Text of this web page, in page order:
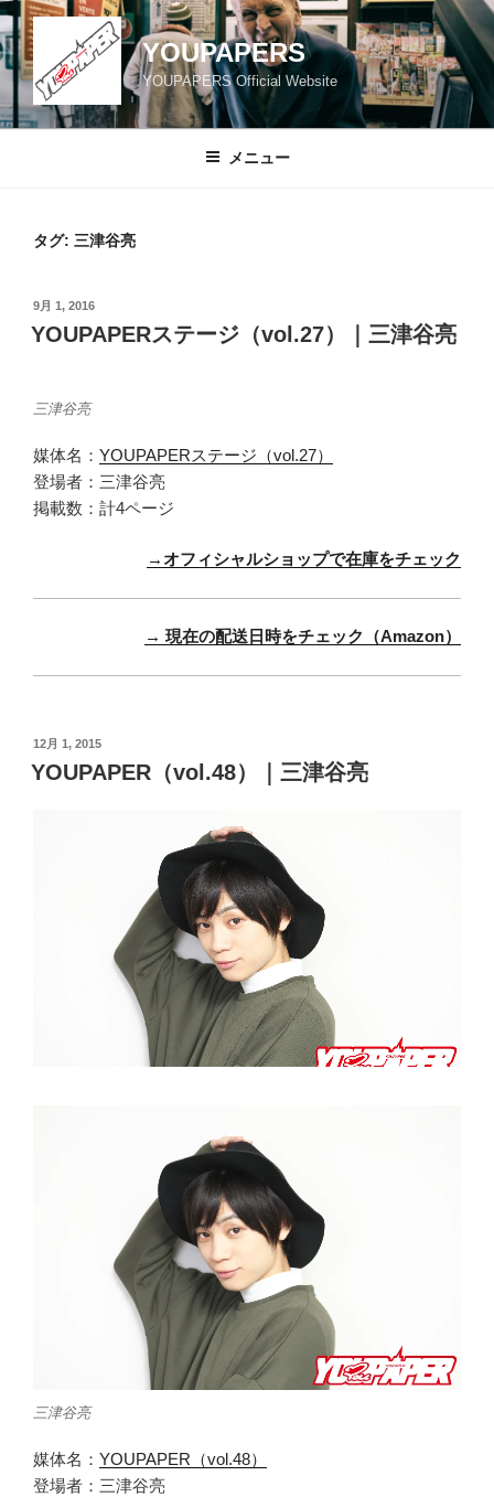
コ
ン
テ
ツ
YOUPAPERS
YOUPAPERS Official Website
メニュー
タグ: 三津谷亮
投
稿
日:
9月 1, 2016
YOUPAPERステージ（vol.27）｜三津谷亮
三津谷亮
媒体名： YOUPAPERステージ（vol.27）
登場者：三津谷亮
掲載数：計4ページ
→オフィシャルショップで在庫をチェック
→ 現在の配送日時をチェック（Amazon）
投
稿
日:
12月 1, 2015
YOUPAPER（vol.48）｜三津谷亮
三津谷亮
媒体名： YOUPAPER（vol.48）
登場者：三津谷亮